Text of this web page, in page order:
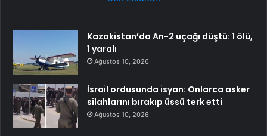
Kazakistan’da An-2 uçağı düştü: 1 ölü,
1 yaralı
Ağustos 10, 2026
İsrail ordusunda isyan: Onlarca asker
silahlarını bırakıp üssü terk etti
Ağustos 10, 2026